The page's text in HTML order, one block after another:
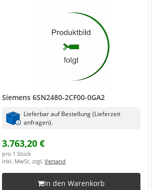
Siemens 6SN2480-2CF00-0GA2
Lieferbar auf Bestellung (Lieferzeit
anfragen).
3.763,20 €
pro 1 Stück
inkl. MwSt. zzgl. Versand
In den Warenkorb